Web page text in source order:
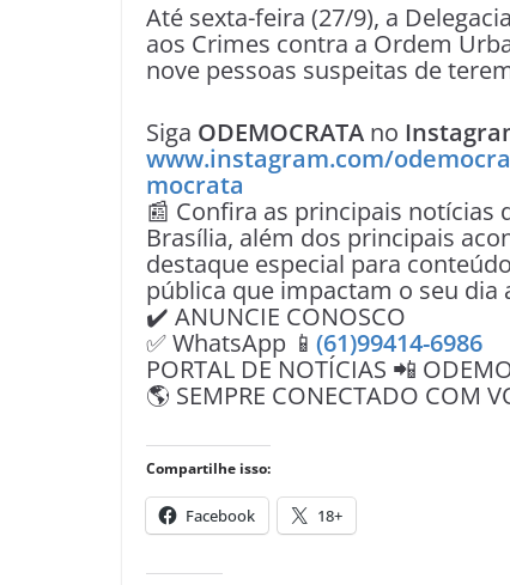
Até sexta-feira (27/9), a
aos Crimes contra a Ordem
nove pessoas suspeitas de
Siga ODEMOCRATA no
www.instagram.com/
mocrata
📰 Confira as principais notícias
Brasília, além dos principais
destaque especial para
pública que impactam o seu dia
✔️ ANUNCIE CONOSCO
✅ WhatsApp 📱 (61)99414-6986
PORTAL DE NOTÍCIAS 📲
🌎 SEMPRE CONECTADO COM
Compartilhe isso:
Facebook 18+